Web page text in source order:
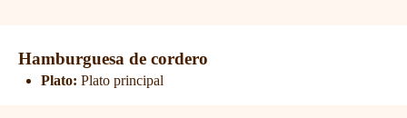
Hamburguesa de cordero
Plato: Plato principal